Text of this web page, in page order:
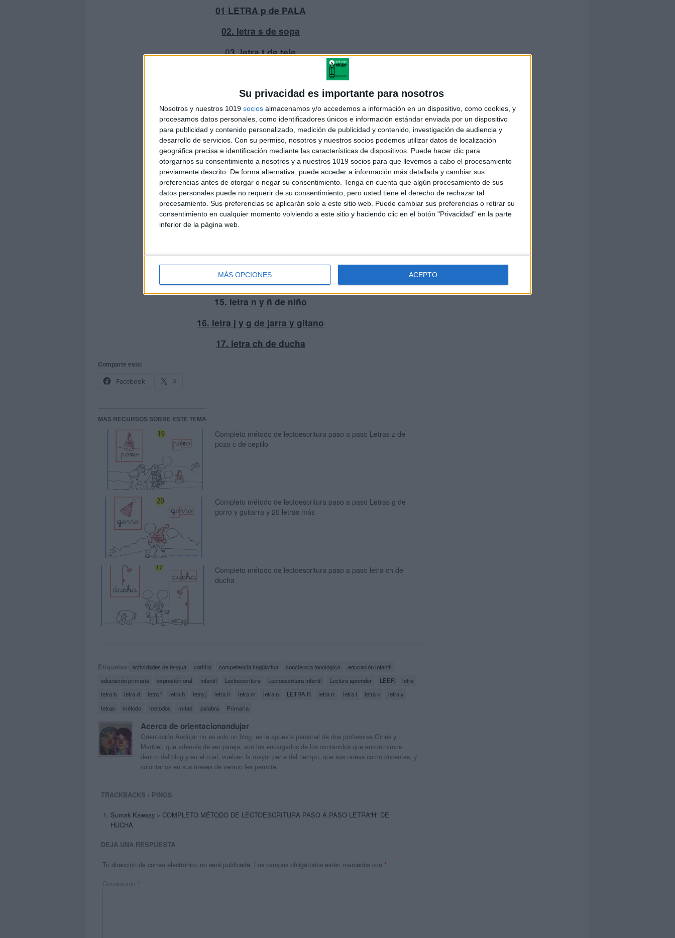
Su privacidad es importante para nosotros
Nosotros y nuestros 1019 socios almacenamos y/o accedemos a información en un dispositivo, como cookies, y
procesamos datos personales, como identificadores únicos e información estándar enviada por un dispositivo
para publicidad y contenido personalizado, medición de publicidad y contenido, investigación de audiencia y
desarrollo de servicios. Con su permiso, nosotros y nuestros socios podemos utilizar datos de localización
geográfica precisa e identificación mediante las características de dispositivos. Puede hacer clic para
otorgarnos su consentimiento a nosotros y a nuestros 1019 socios para que llevemos a cabo el procesamiento
previamente descrito. De forma alternativa, puede acceder a información más detallada y cambiar sus
preferencias antes de otorgar o negar su consentimiento. Tenga en cuenta que algún procesamiento de sus
datos personales puede no requerir de su consentimiento, pero usted tiene el derecho de rechazar tal
procesamiento. Sus preferencias se aplicarán solo a este sitio web. Puede cambiar sus preferencias o retirar su
consentimiento en cualquier momento volviendo a este sitio y haciendo clic en el botón "Privacidad" en la parte
inferior de la página web.
MÁS OPCIONES ACEPTO
01 LETRA p de PALA
02. letra s de sopa
03. letra t de tele
05. letra M de moto
06. letra C de casa y Q de queso
07. letra r de roca
08. letra rr de perra
09. letra r de pera
10. letras b-v boca – vaso
11. letra f de foca
14. letra n de nube
15. letra n y ñ de niño
16. letra j y g de jarra y gitano
17. letra ch de ducha
Comparte esto:
Facebook
X
MAS RECURSOS SOBRE ESTE TEMA
Completo método de lectoescritura paso a paso Letras z de
pozo c de cepillo
Completo método de lectoescritura paso a paso Letras g de
gorro y guitarra y 20 letras más
Completo método de lectoescritura paso a paso letra ch de
ducha
Etiquetas: actividades de lengua cartilla competencia lingüistica conciencia fonológica
educación infantil
educación primaria
expresión oral infantil Lectoescritura Lectoescritura infantil Lectura aprender LEER
letra
letra b
letra d letra f letra h letra j letra ll letra m letra n LETRA R letra rr letra t letra v
letra y
letras
método metodos mitad palabra Primaria
Acerca de orientacionandujar
Orientación Andújar no es solo un blog, es la apuesta personal de dos profesores Ginés y
Maribel, que además de ser pareja, son los encargados de los contenidos que encontramos
dentro del blog y en el cual, vuelcan la mayor parte del tiempo, que sus tareas como docentes, y
voluntarios en sus meses de verano les permite.
TRACKBACKS / PINGS
Sumak Kawsay » COMPLETO MÉTODO DE LECTOESCRITURA PASO A PASO LETRA”H” DE
HUCHA
DEJA UNA RESPUESTA
Tu dirección de correo electrónico no será publicada. Los campos obligatorios están marcados con *
Comentario *